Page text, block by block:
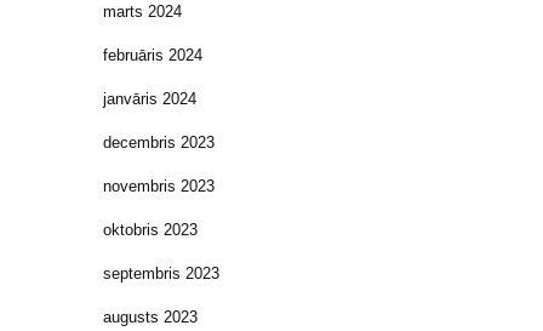
marts 2024
februāris 2024
janvāris 2024
decembris 2023
novembris 2023
oktobris 2023
septembris 2023
augusts 2023